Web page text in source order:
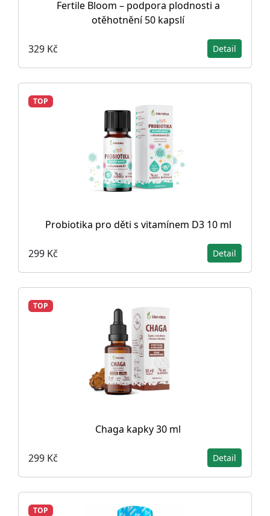
Fertile Bloom – podpora plodnosti a
otěhotnění 50 kapslí
329 Kč Detail
TOP
Probiotika pro děti s vitamínem D3 10 ml
299 Kč Detail
TOP
Chaga kapky 30 ml
299 Kč Detail
TOP